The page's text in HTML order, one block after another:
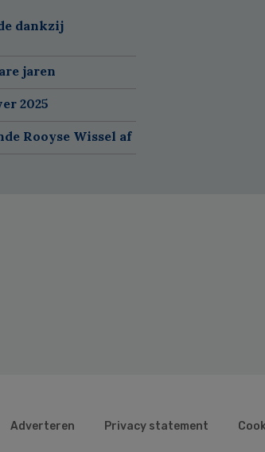
dankzij
jaren
2025
Rooyse Wissel af
Adverteren Privacy statement